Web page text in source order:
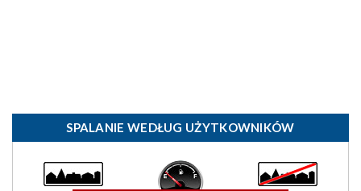
SPALANIE WEDŁUG UŻYTKOWNIKÓW